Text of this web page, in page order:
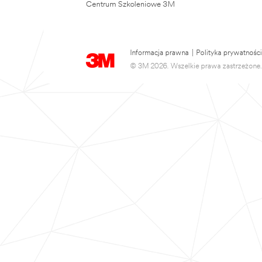
Centrum Szkoleniowe 3M
Informacja prawna Polityka prywatności
© 3M 2026. Wszelkie prawa zastrzeżone.